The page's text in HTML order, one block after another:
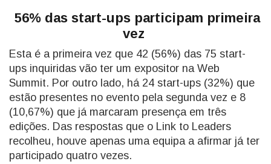
56% das start-ups participam primeira
vez
Esta é a primeira vez que 42 (56%) das 75 start-
ups inquiridas vão ter um expositor na Web
Summit. Por outro lado, há 24 start-ups (32%) que
estão presentes no evento pela segunda vez e 8
(10,67%) que já marcaram presença em três
edições. Das respostas que o Link to Leaders
recolheu, houve apenas uma equipa a afirmar já ter
participado quatro vezes.